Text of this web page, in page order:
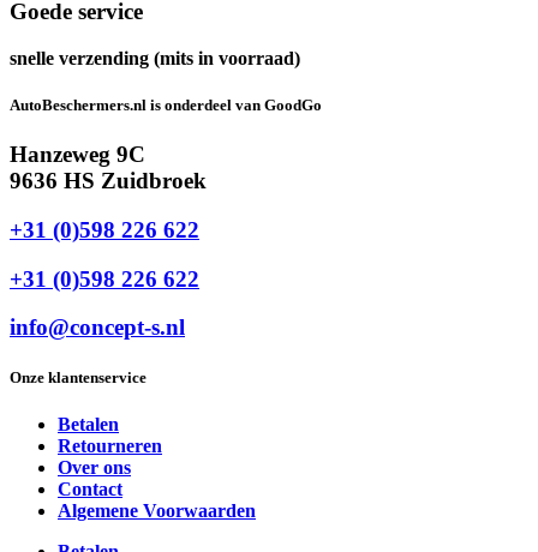
Goede service
snelle verzending (mits in voorraad)
AutoBeschermers.nl is onderdeel van GoodGo
Hanzeweg 9C
9636 HS Zuidbroek
+31 (0)598 226 622
+31 (0)598 226 622
info@concept-s.nl
Onze klantenservice
Betalen
Retourneren
Over ons
Contact
Algemene Voorwaarden